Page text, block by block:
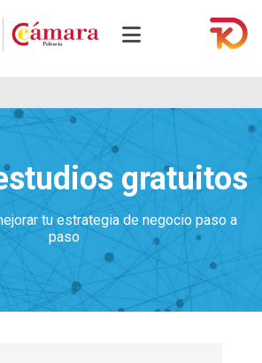
gratuitos
tu estrategia de negocio paso a
paso